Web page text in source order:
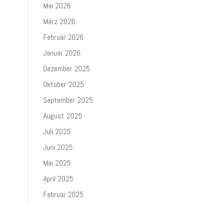
Mai 2026
März 2026
Februar 2026
Januar 2026
Dezember 2025
Oktober 2025
September 2025
August 2025
Juli 2025
Juni 2025
Mai 2025
April 2025
Februar 2025